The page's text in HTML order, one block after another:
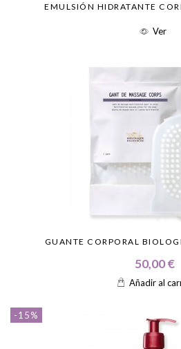
EMULSIÓN HIDRATANTE
Ver
GUANTE CORPORAL
50,00 €
Añadir al
-15%